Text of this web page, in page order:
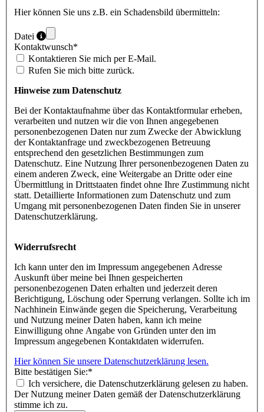
Hier können Sie uns z.B. ein Schadensbild übermitteln:
Datei
Kontaktwunsch*
Kontaktieren Sie mich per E-Mail.
Rufen Sie mich bitte zurück.
Hinweise zum Datenschutz
Bei der Kontaktaufnahme über das Kontaktformular erheben,
verarbeiten und nutzen wir die von Ihnen angegebenen
personenbezogenen Daten nur zum Zwecke der Abwicklung
der Kontaktanfrage und zweckbezogenen Betreuung
entsprechend den gesetzlichen Bestimmungen zum
Datenschutz. Eine Nutzung Ihrer personenbezogenen Daten zu
einem anderen Zweck, eine Weitergabe an Dritte oder eine
Übermittlung in Drittstaaten findet ohne Ihre Zustimmung nicht
statt. Detaillierte Informationen zum Datenschutz und zum
Umgang mit personenbezogenen Daten finden Sie in unserer
Datenschutzerklärung.
Widerrufsrecht
Ich kann unter den im Impressum angegebenen Adresse
Auskunft über meine bei Ihnen gespeicherten
personenbezogenen Daten erhalten und jederzeit deren
Berichtigung, Löschung oder Sperrung verlangen. Sollte ich im
Nachhinein Einwände gegen die Speicherung, Verarbeitung
und Nutzung meiner Daten haben, kann ich meine
Einwilligung ohne Angabe von Gründen unter den im
Impressum angegebenen Kontaktdaten widerrufen.
Hier können Sie unsere Datenschutzerklärung lesen.
Bitte bestätigen Sie:*
Der Nutzung meiner Daten gemäß der Datenschutzerklärung
stimme ich zu.